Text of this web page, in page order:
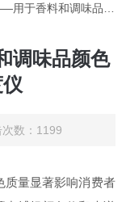
调味品颜色测量的分光色度仪
味品颜色
数：1199
质量显著影响消费者